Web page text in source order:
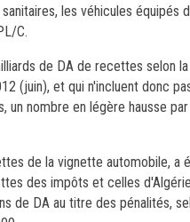
les véhicules équipés
C.
de DA de recettes selon
(juin), et qui n'incluent donc
nombre en légère hausse
de la vignette automobile, a
des impôts et celles
de DA au titre des pénalités,